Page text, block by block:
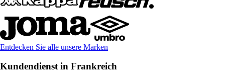
Entdecken Sie alle unsere Marken
Kundendienst in Frankreich